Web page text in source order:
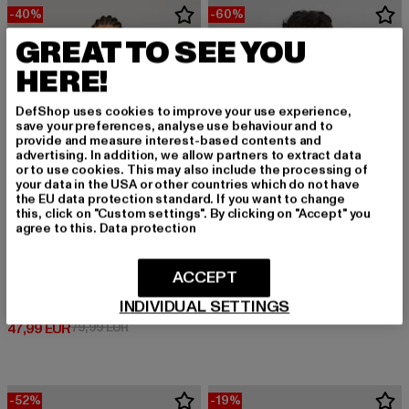
-40%
NMKARLIE CROPPED
47,99 EUR
Derzeitiger Preis: 47,99 EUR
79,99 EURAktionspreis: 79,99 EUR
-60%
URBAN CLASSICS
Ladies Shearling
28,00 EUR
Derzeitiger Preis: 28,00 EUR
69,99 EUR
-52% -19%
GREAT TO SEE YOU
HERE!
DefShop uses cookies to improve your use experience,
save your preferences, analyse use behaviour and to
provide and measure interest-based contents and
advertising. In addition, we allow partners to extract data
or to use cookies. This may also include the processing of
your data in the USA or other countries which do not have
the EU data protection standard. If you want to change
this, click on "Custom settings". By clicking on "Accept" you
agree to this. Data protection
INDIVIDUAL SETTINGS
ACCEPT